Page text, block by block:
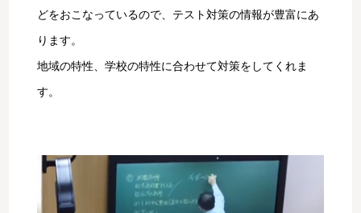
どをおこなっているので、テスト対策の情報が豊富にあ
ります。
地域の特性、学校の特性に合わせて対策をしてくれま
す。